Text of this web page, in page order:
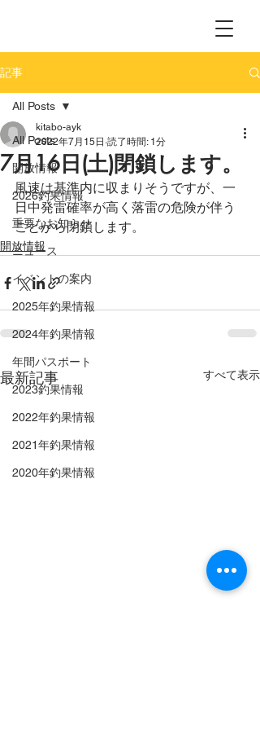
記事
All Posts
開放情報
2026釣果情報
重要なお知らせ
ニュース
イベントの案内
2025年釣果情報
2024年釣果情報
年間パスポート
2023釣果情報
2022年釣果情報
2021年釣果情報
2020年釣果情報
All Posts
7月16日(土)閉鎖します。
kitabo-ayk
2022年7月15日 読了時間: 1分
風速は基準内に収まりそうですが、一
日中発雷確率が高く落雷の危険が伴う
ことから閉鎖します。
開放情報
最新記事 すべて表示